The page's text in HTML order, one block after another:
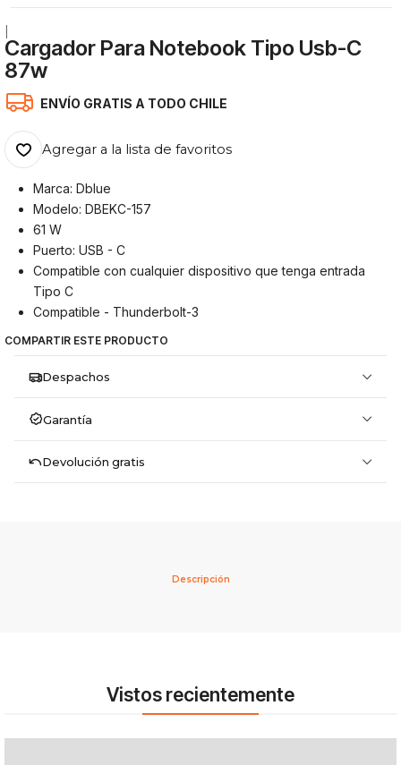
Cargador Para Notebook Tipo Usb-C
87w
ENVÍO GRATIS A TODO CHILE
Agregar a la lista de favoritos
Marca: Dblue
Modelo: DBEKC-157
61 W
Puerto: USB - C
Compatible con cualquier dispositivo que tenga entrada
Tipo C
Compatible - Thunderbolt-3
COMPARTIR ESTE PRODUCTO
Despachos
Garantía
Devolución gratis
Descripción
Vistos recientemente